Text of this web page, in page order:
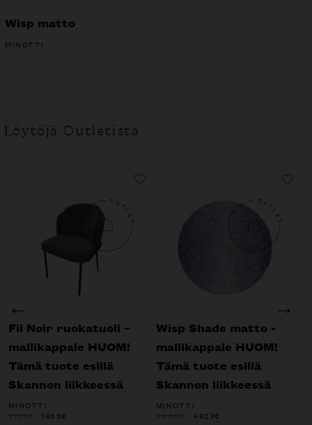
Wisp matto
MINOTTI
Löytöjä Outletista
Fil Noir ruokatuoli –
mallikappale HUOM!
Tämä tuote esillä
Skannon liikkeessä
MINOTTI
ALKUPERÄINEN
1865€
Wisp Shade matto -
mallikappale HUOM!
Tämä tuote esillä
Skannon liikkeessä
MINOTTI
ALKUPERÄINEN
4823€